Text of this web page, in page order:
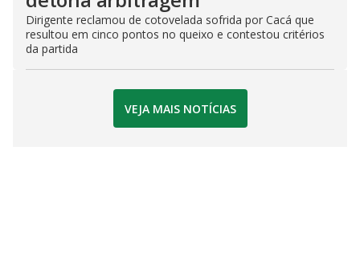
Dirigente reclamou de cotovelada sofrida por Cacá que
resultou em cinco pontos no queixo e contestou critérios
da partida
VEJA MAIS NOTÍCIAS